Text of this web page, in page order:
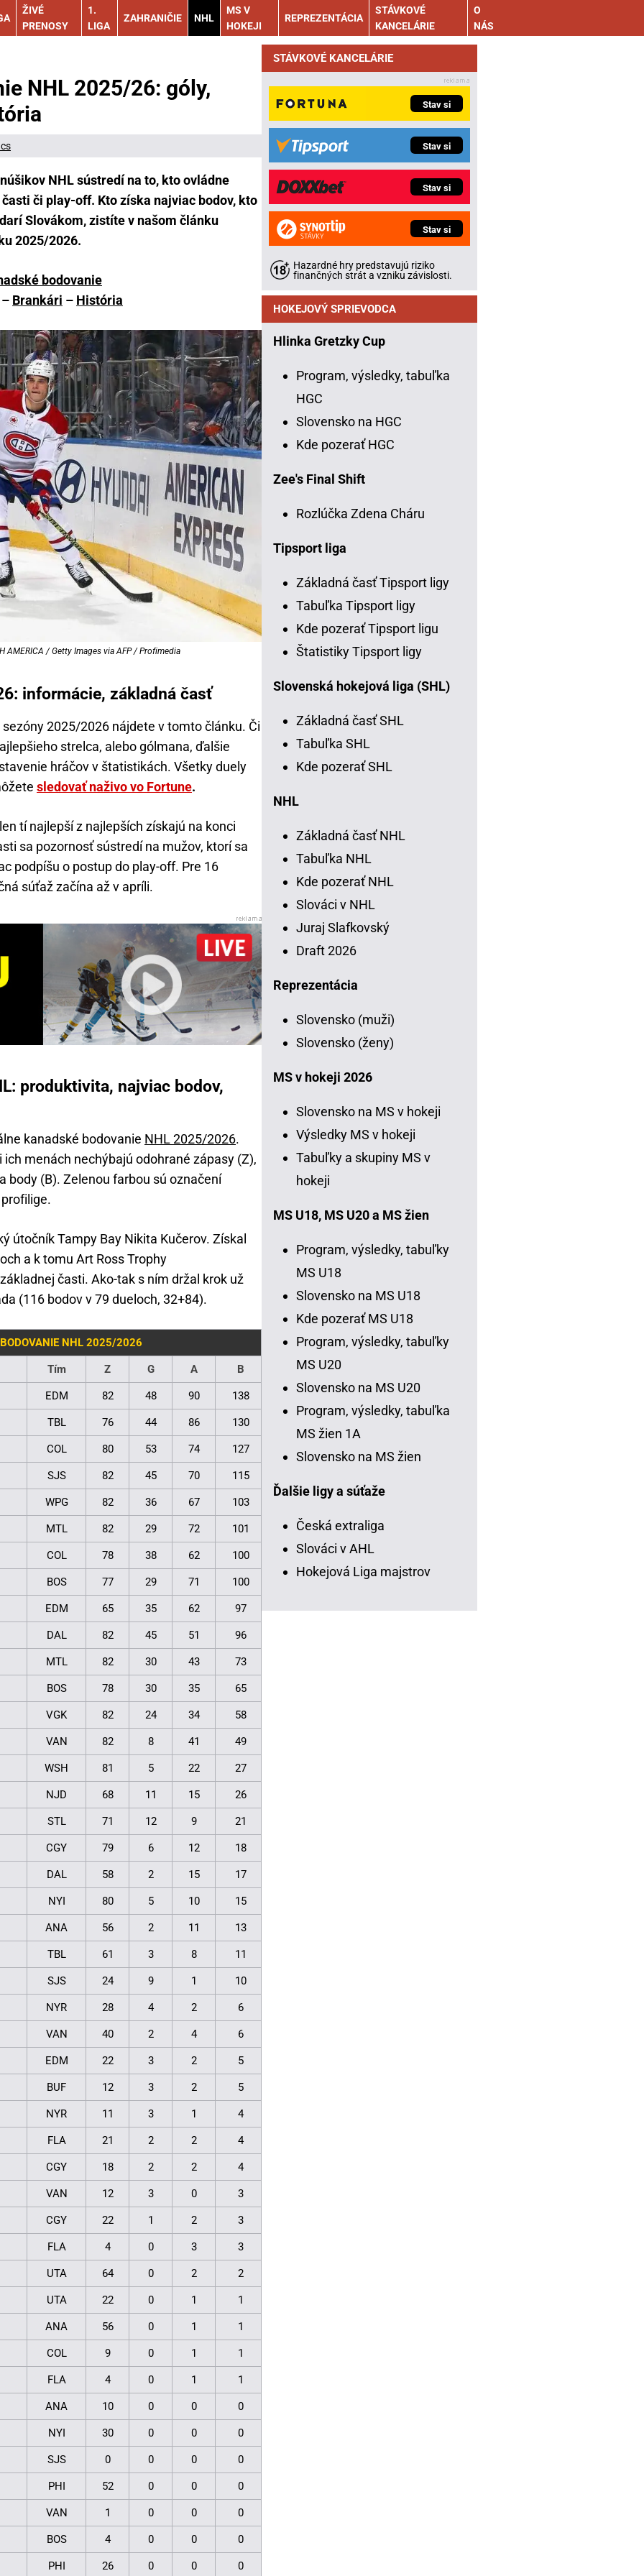
ŽIVÉ
PRENOSY
1.
LIGA
ZAHRANIČIE NHL
MS V
HOKEJI
REPREZENTÁCIA
STÁVKOVÉ
KANCELÁRIE
O
NÁS
NHL 2025/26: góly,
NHL sústredí na to, kto ovládne
či play-off. Kto získa najviac bodov, kto
Slovákom, zistíte v našom článku
2025/2026.
bodovanie
Brankári – História
AMERICA / Getty Images via AFP / Profimedia
informácie, základná časť
2025/2026 nájdete v tomto článku. Či
strelca, alebo gólmana, ďalšie
hráčov v štatistikách. Všetky duely
sledovať naživo vo Fortune.
tí najlepší z najlepších získajú na konci
sa pozornosť sústredí na mužov, ktorí sa
podpíšu o postup do play-off. Pre 16
súťaž začína až v apríli.
produktivita, najviac bodov,
kanadské bodovanie NHL 2025/2026.
ich menách nechýbajú odohrané zápasy (Z),
body (B). Zelenou farbou sú označení
útočník Tampy Bay Nikita Kučerov. Získal
a k tomu Art Ross Trophy
časti. Ako-tak s ním držal krok už
(116 bodov v 79 dueloch, 32+84).
NHL 2025/2026
Tím Z G A B
EDM 82 48 90 138
TBL 76 44 86 130
COL 80 53 74 127
SJS 82 45 70 115
WPG 82 36 67 103
MTL 82 29 72 101
COL 78 38 62 100
BOS 77 29 71 100
EDM 65 35 62 97
DAL 82 45 51 96
MTL 82 30 43 73
BOS 78 30 35 65
VGK 82 24 34 58
VAN 82 8 41 49
WSH 81 5 22 27
NJD 68 11 15 26
STL 71 12 9 21
CGY 79 6 12 18
DAL 58 2 15 17
NYI 80 5 10 15
ANA 56 2 11 13
TBL 61 3 8 11
SJS 24 9 1 10
NYR 28 4 2 6
VAN 40 2 4 6
EDM 22 3 2 5
BUF 12 3 2 5
NYR 11 3 1 4
FLA 21 2 2 4
CGY 18 2 2 4
VAN 12 3 0 3
CGY 22 1 2 3
FLA 4 0 3 3
UTA 64 0 2 2
UTA 22 0 1 1
ANA 56 0 1 1
COL 9 0 1 1
FLA 4 0 1 1
ANA 10 0 0 0
NYI 30 0 0 0
SJS 0 0 0 0
PHI 52 0 0 0
VAN 1 0 0 0
BOS 4 0 0 0
PHI 26 0 0 0
STÁVKOVÉ KANCELÁRIE
Stav si
Stav si
Stav si
Stav si
Hazardné hry predstavujú riziko
finančných strát a vzniku závislosti.
HOKEJOVÝ SPRIEVODCA
Hlinka Gretzky Cup
Program, výsledky, tabuľka
HGC
Slovensko na HGC
Kde pozerať HGC
Zee's Final Shift
Rozlúčka Zdena Cháru
Tipsport liga
Základná časť Tipsport ligy
Tabuľka Tipsport ligy
Kde pozerať Tipsport ligu
Štatistiky Tipsport ligy
Slovenská hokejová liga (SHL)
Základná časť SHL
Tabuľka SHL
Kde pozerať SHL
NHL
Základná časť NHL
Tabuľka NHL
Kde pozerať NHL
Slováci v NHL
Juraj Slafkovský
Draft 2026
Reprezentácia
Slovensko (muži)
Slovensko (ženy)
MS v hokeji 2026
Slovensko na MS v hokeji
Výsledky MS v hokeji
Tabuľky a skupiny MS v
hokeji
MS U18, MS U20 a MS žien
Program, výsledky, tabuľky
MS U18
Slovensko na MS U18
Kde pozerať MS U18
Program, výsledky, tabuľky
MS U20
Slovensko na MS U20
Program, výsledky, tabuľka
MS žien 1A
Slovensko na MS žien
Ďalšie ligy a súťaže
Česká extraliga
Slováci v AHL
Hokejová Liga majstrov